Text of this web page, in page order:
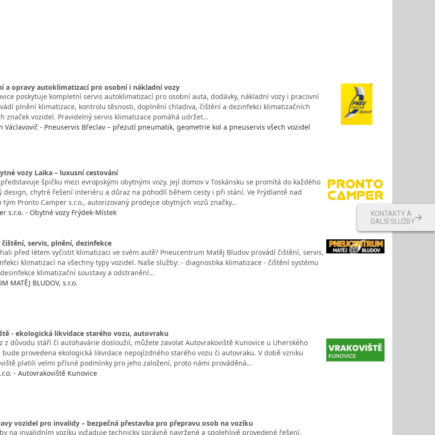
a opravy autoklimatizací pro osobní i nákladní vozy
poskytuje kompletní servis autoklimatizací pro osobní auta, dodávky, nákladní vozy i pracovní
plnění klimatizace, kontrolu těsnosti, doplnění chladiva, čištění a dezinfekci klimatizačních
značek vozidel. Pravidelný servis klimatizace pomáhá udržet…
Václavovič - Pneuservis Břeclav – přezutí pneumatik, geometrie kol a pneuservis všech vozidel
vozy Laika – luxusní cestování
špičku mezi evropskými obytnými vozy. Její domov v Toskánsku se promítá do každého
design, chytré řešení interiéru a důraz na pohodlí během cesty i při stání. Ve Frýdlantě nad
tým Pronto Camper s.r.o., autorizovaný prodejce obytných vozů značky…
s.r.o. - Obytné vozy Frýdek-Místek
servis, plnění, dezinfekce
před létem vyčistit klimatizaci ve svém autě? Pneucentrum Matěj Bludov provádí čištění, servis,
klimatizací na všechny typy vozidel. Naše služby: - diagnostika klimatizace - čištění systému
klimatizační soustavy a odstranění…
MATĚJ BLUDOV, s.r.o.
- ekologická likvidace starého vozu, autovraku
z důvodu stáří či autohavárie dosloužil, můžete zavolat Autovrakoviště Kunovice u Uherského
provedena ekologická likvidace nepojízdného starého vozu či autovraku. V době vzniku
platili velmi přísné podmínky pro jeho založení, proto námi prováděná…
- Autovrakoviště Kunovice
vozidel pro invalidy – bezpečná přestavba pro přepravu osob na vozíku
na invalidním vozíku vyžaduje technicky správně navržené a spolehlivě provedené řešení.
KONTAKTY A
DALŠÍ SLUŽBY